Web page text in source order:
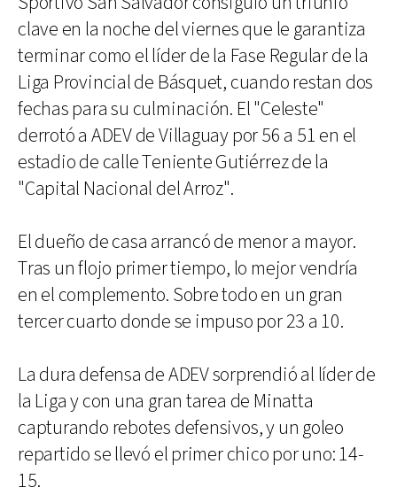
clave en la noche del viernes que le garantiza
terminar como el líder de la Fase Regular de la
Liga Provincial de Básquet, cuando restan dos
fechas para su culminación. El "Celeste"
derrotó a ADEV de Villaguay por 56 a 51 en el
estadio de calle Teniente Gutiérrez de la
"Capital Nacional del Arroz".
El dueño de casa arrancó de menor a mayor.
Tras un flojo primer tiempo, lo mejor vendría
en el complemento. Sobre todo en un gran
tercer cuarto donde se impuso por 23 a 10.
La dura defensa de ADEV sorprendió al líder de
la Liga y con una gran tarea de Minatta
capturando rebotes defensivos, y un goleo
repartido se llevó el primer chico por uno: 14-
15.